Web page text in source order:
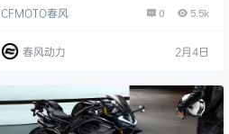
CFMOTO春风
0 5.5k
春风动力 2月4日